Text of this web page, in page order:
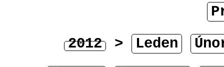
2012 > Leden